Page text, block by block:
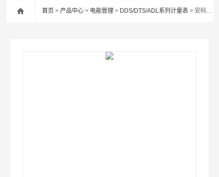
首页 >产品中心 > 电能管理 > DDS/DTS/ADL系列计量表 > 安科瑞ADL200N单相电能表二次互感改造项目